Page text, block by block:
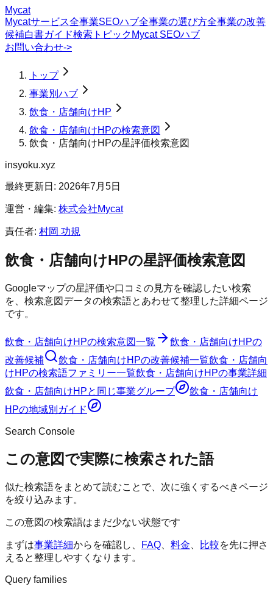
Mycat
Mycatサービス全事業SEOハブ全事業の選び方全事業の改善
候補白書ガイド検索トピック Mycat SEOハブ
お問い合わせ->
トップ
事業別ハブ
飲食・店舗向けHP
飲食・店舗向けHPの検索意図
飲食・店舗向けHPの星評価検索意図
insyoku.xyz
最終更新日: 2026年7月5日
運営・編集: 株式会社Mycat
責任者: 村岡 功規
飲食・店舗向けHPの星評価検索意図
Googleマップの星評価や口コミの見方を確認したい検索
を、検索意図データの検索語とあわせて整理した詳細ページ
です。
飲食・店舗向けHPの検索意図一覧 飲食・店舗向けHPの
改善候補
飲食・店舗向けHPの改善候補一覧飲食・店舗向
けHPの検索語ファミリー一覧飲食・店舗向けHPの事業詳細
飲食・店舗向けHPと同じ事業グループ
飲食・店舗向け
HPの地域別ガイド
Search Console
この意図で実際に検索された語
似た検索語をまとめて読むことで、次に強くするべきページ
を絞り込みます。
この意図の検索語はまだ少ない状態です
まずは事業詳細からを確認し、 FAQ 料金 比較を先に押さ
えると整理しやすくなります。
Query families